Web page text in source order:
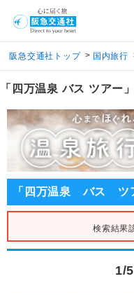
阪急交通社トップ > 国内旅行
「四万温泉 バス ツアー
「四万温泉 バス ツ
検索結果
1/